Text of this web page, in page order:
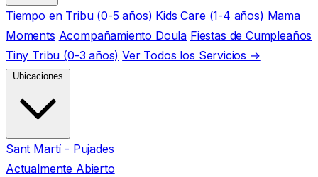
Tiempo en Tribu (0-5 años) Kids Care (1-4 años) Mama
Moments Acompañamiento Doula Fiestas de Cumpleaños
Tiny Tribu (0-3 años) Ver Todos los Servicios →
Ubicaciones
Sant Martí - Pujades
Actualmente Abierto